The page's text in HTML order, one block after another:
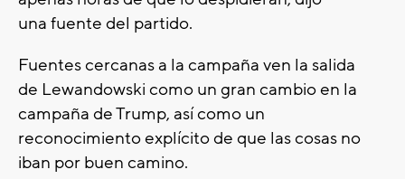
una fuente del partido.
Fuentes cercanas a la campaña ven la salida
de Lewandowski como un gran cambio en la
campaña de Trump, así como un
reconocimiento explícito de que las cosas no
iban por buen camino.